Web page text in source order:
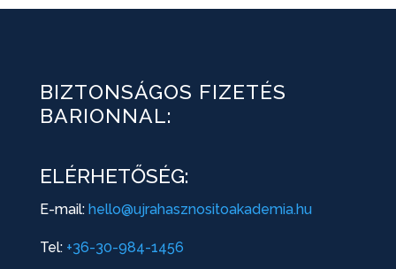
BIZTONSÁGOS FIZETÉS
BARIONNAL:
ELÉRHETŐSÉG:
E-mail: hello@ujrahasznositoakademia.hu
Tel: +36-30-984-1456